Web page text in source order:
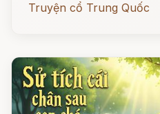
Truyện cổ Trung Quốc